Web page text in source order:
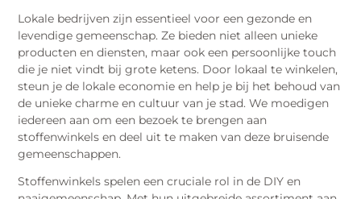
Lokale bedrijven zijn essentieel voor een gezonde en
levendige gemeenschap. Ze bieden niet alleen unieke
producten en diensten, maar ook een persoonlijke touch
die je niet vindt bij grote ketens. Door lokaal te winkelen,
steun je de lokale economie en help je bij het behoud van
de unieke charme en cultuur van je stad. We moedigen
iedereen aan om een bezoek te brengen aan
stoffenwinkels en deel uit te maken van deze bruisende
gemeenschappen.
Stoffenwinkels spelen een cruciale rol in de DIY en